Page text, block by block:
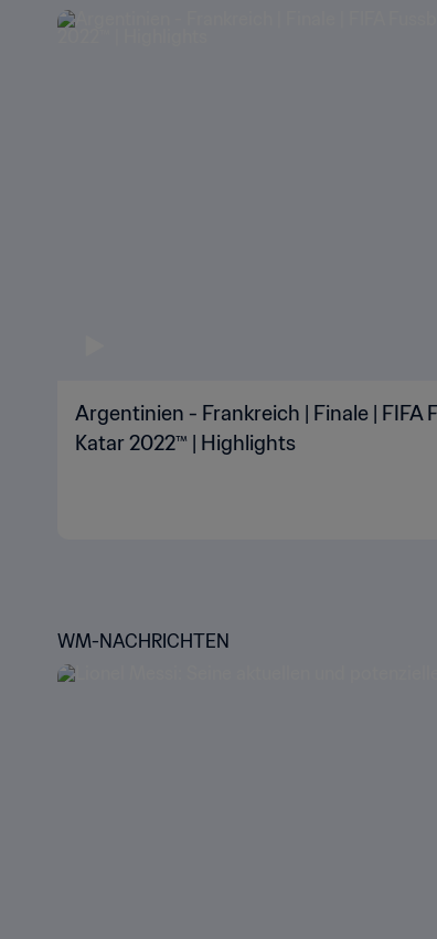
Argentinien - Frankreich | Finale |
Katar 2022™ | Highlights
WM-NACHRICHTEN